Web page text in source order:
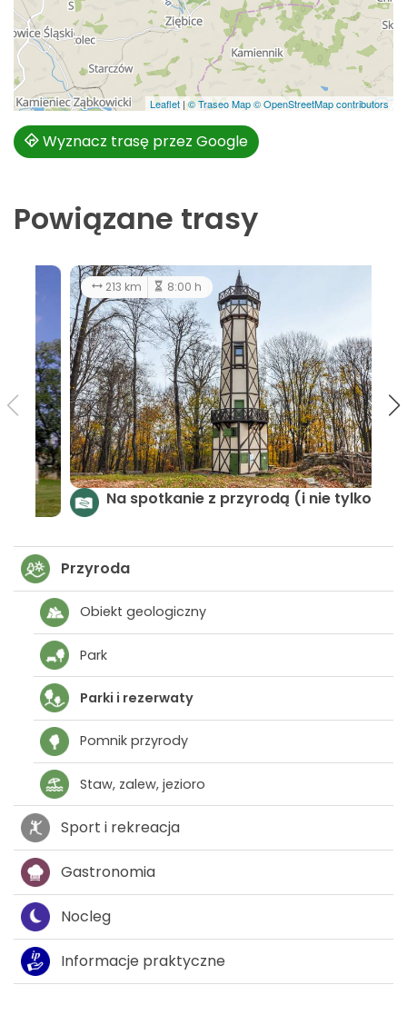
Leaflet | © Traseo Map© OpenStreetMap contributors
Wyznacz trasę przez Google
Powiązane trasy
54.2 km 2:30 h
Przyroda
Obiekt geologiczny
Park
Parki i rezerwaty
Pomnik przyrody
Staw, zalew, jezioro
Sport i rekreacja
Gastronomia
Nocleg
Informacje praktyczne